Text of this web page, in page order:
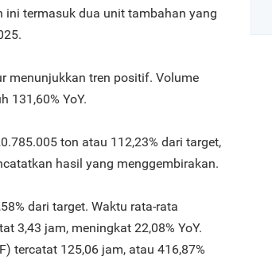
ini termasuk dua unit tambahan yang
menunjukkan tren positif. Volume
131,60% YoY.
ton atau 112,23% dari target,
hasil yang menggembirakan.
dari target. Waktu rata-rata
3,43 jam, meningkat 22,08% YoY.
tercatat 125,06 jam, atau 416,87%